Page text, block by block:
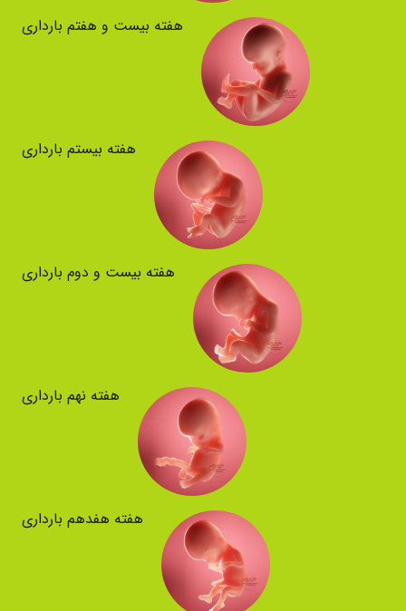
هفته بیست و هفتم بارداری
هفته بیستم بارداری
هفته بیست و دوم بارداری
هفته نهم بارداری
هفته هفدهم بارداری